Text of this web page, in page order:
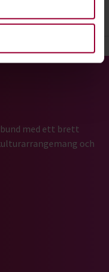
med ett brett
och